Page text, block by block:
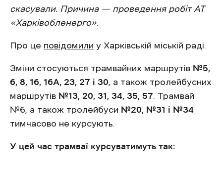
скасували. Причина — проведення робіт АТ
«Харківобленерго».
Про це повідомили у Харківській міській раді.
Зміни стосуються трамвайних маршрутів №5,
6, 8, 16, 16А, 23, 27 і 30, а також тролейбусних
маршрутів №13, 20, 31, 34, 35, 57. Трамвай
№6, а також тролейбуси №20, №31 і №34
тимчасово не курсують.
У цей час трамваї курсуватимуть так: